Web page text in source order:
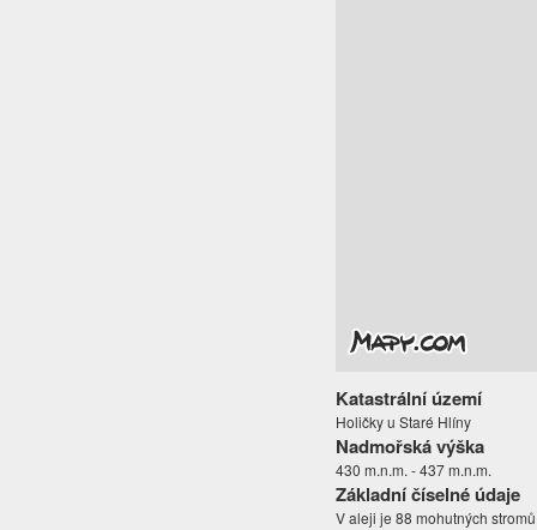
Katastrální území
Holičky u Staré Hlíny
Nadmořská výška
430 m.n.m. - 437 m.n.m.
Základní číselné údaje
V aleji je 88 mohutných